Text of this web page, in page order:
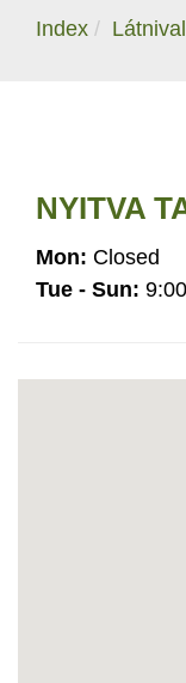
Index
NYITVA
Mon: Closed
Tue - Sun: